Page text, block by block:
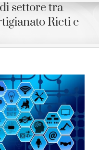
settore tra
Rieti e